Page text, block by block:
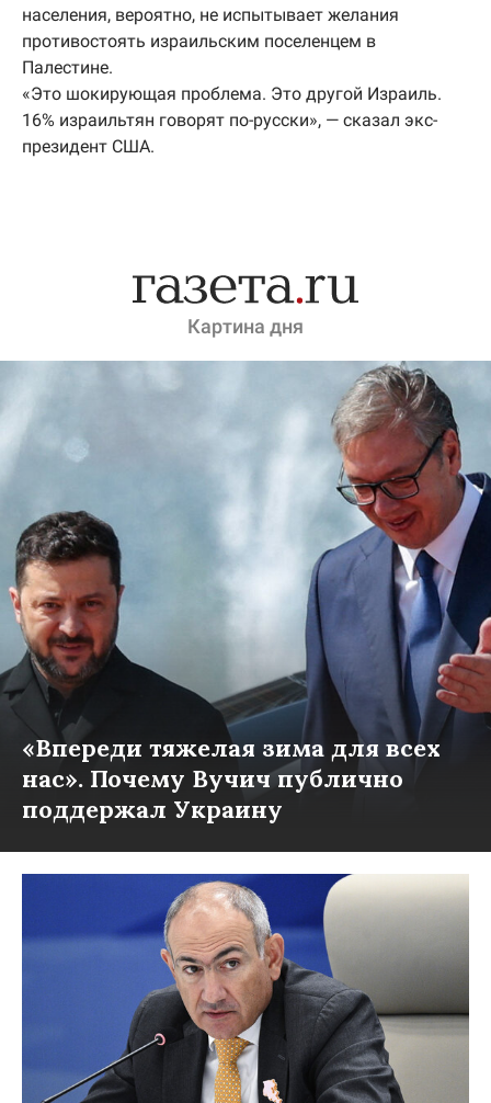
населения, вероятно, не испытывает желания
противостоять израильским поселенцем в
Палестине.
«Это шокирующая проблема. Это другой Израиль.
16% израильтян говорят по-русски», — сказал экс-
президент США.
Картина дня
«Впереди тяжелая зима для всех
нас». Почему Вучич публично
поддержал Украину